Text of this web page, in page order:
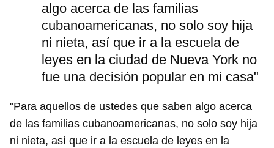
algo acerca de las familias
cubanoamericanas, no solo soy hija
ni nieta, así que ir a la escuela de
leyes en la ciudad de Nueva York no
fue una decisión popular en mi casa"
"Para aquellos de ustedes que saben algo acerca
de las familias cubanoamericanas, no solo soy hija
ni nieta, así que ir a la escuela de leyes en la